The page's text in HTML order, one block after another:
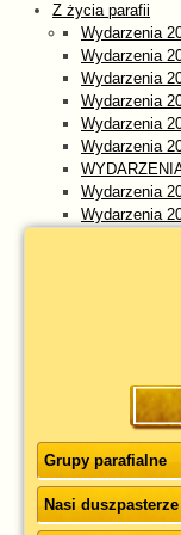
Z życia parafii
Wydarzenia
Wydarzenia
Wydarzenia
Wydarzenia
Wydarzenia
Wydarzenia
Wydarzenia
Wydarzenia
Grupy parafialne
Nasi duszpasterze